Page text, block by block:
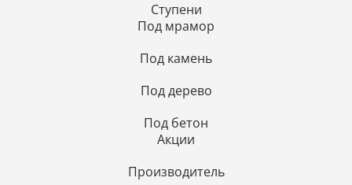
Ступени
Под мрамор
Под камень
Под дерево
Под бетон
Акции
Производитель